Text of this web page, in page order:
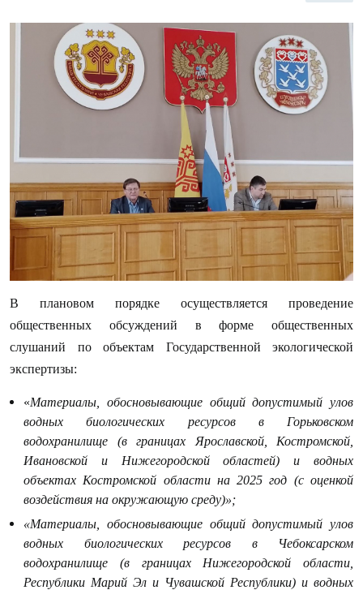
В плановом порядке осуществляется проведение
общественных обсуждений в форме общественных
слушаний по объектам Государственной экологической
экспертизы:
«Материалы, обосновывающие общий допустимый улов
водных биологических ресурсов в Горьковском
водохранилище (в границах Ярославской, Костромской,
Ивановской и Нижегородской областей) и водных
объектах Костромской области на 2025 год (с оценкой
воздействия на окружающую среду)»;
«Материалы, обосновывающие общий допустимый улов
водных биологических ресурсов в Чебоксарском
водохранилище (в границах Нижегородской области,
Республики Марий Эл и Чувашской Республики) и водных